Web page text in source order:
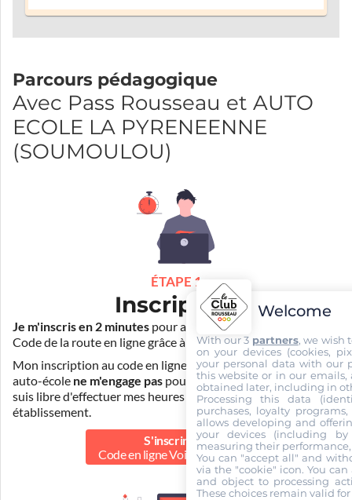
Parcours pédagogique
Avec Pass Rousseau et AUTO
ECOLE LA PYRENEENNE
(SOUMOULOU)
ÉTAPE 1
Inscription
Je m'inscris en 2 minutes pour accéder à ma formation au
Code de la route en ligne grâce à
Pass Rousseau Voiture.
Mon inscription au code en ligne voiture auprès de mon
auto-école ne m'engage pas pour la suite de ma formation. Je
suis libre d'effectuer mes heures de conduite dans un autre
établissement.
S'inscrire au
Code en ligne Voiture 40.00 €
Welcome
With our 3 partners, we wish
on your devices (cookies,
your personal data with our
this website or in our emails,
obtained later, including in
Processing this data
purchases, loyalty
allows developing and
your devices (including
measuring their
You can "accept all" and
via the "cookie" icon. You
and object to processing
These choices remain valid